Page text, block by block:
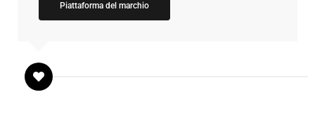
Piattaforma del marchio